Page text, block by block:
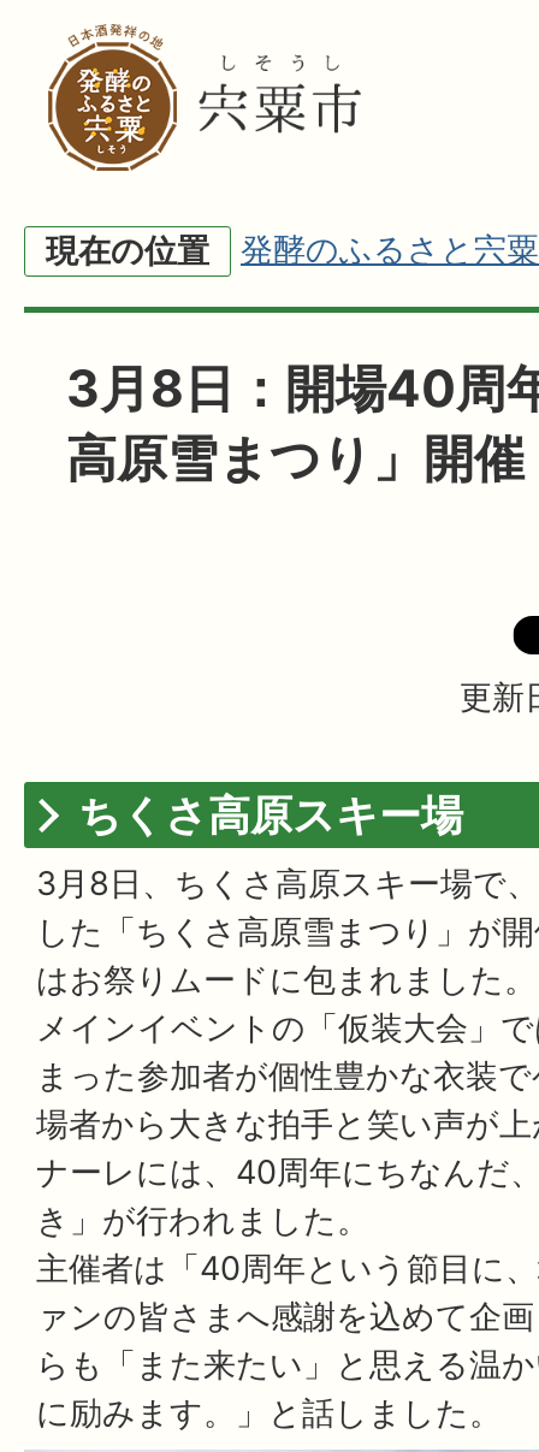
現在の位置 発酵のふるさと宍粟
3月8日：開場40周
高原雪まつり」開催
更新
ちくさ高原スキー場
3月8日、ちくさ高原スキー場で
した「ちくさ高原雪まつり」が
はお祭りムードに包まれました。
メインイベントの「仮装大会」
まった参加者が個性豊かな衣装
場者から大きな拍手と笑い声が
ナーレには、40周年にちなんだ
き」が行われました。
主催者は「40周年という節目に
ァンの皆さまへ感謝を込めて企
らも「また来たい」と思える温
に励みます。」と話しました。